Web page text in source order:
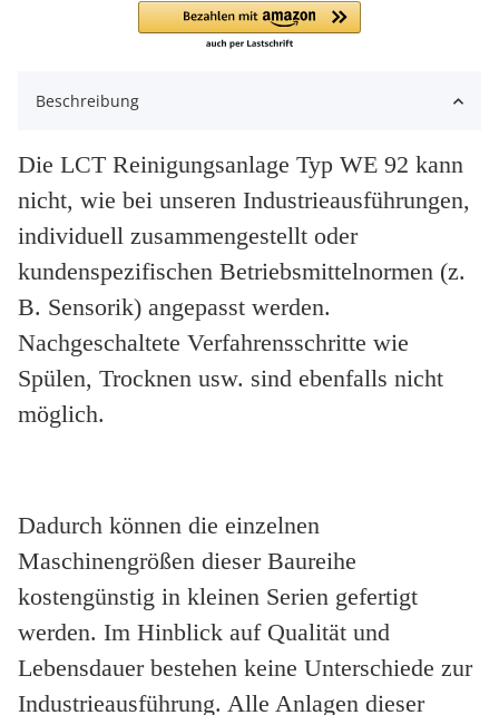
Beschreibung
Die LCT Reinigungsanlage Typ WE 92 kann
nicht, wie bei unseren Industrieausführungen,
individuell zusammengestellt oder
kundenspezifischen Betriebsmittelnormen (z.
B. Sensorik) angepasst werden.
Nachgeschaltete Verfahrensschritte wie
Spülen, Trocknen usw. sind ebenfalls nicht
möglich.
Dadurch können die einzelnen
Maschinengrößen dieser Baureihe
kostengünstig in kleinen Serien gefertigt
werden. Im Hinblick auf Qualität und
Lebensdauer bestehen keine Unterschiede zur
Industrieausführung. Alle Anlagen dieser